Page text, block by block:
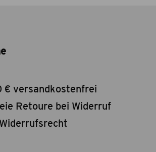
€ versandkostenfrei
Retoure bei Widerruf